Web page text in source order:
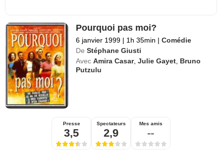
Pourquoi pas moi?
6 janvier 1999 | 1h 35min | Comédie
De Stéphane Giusti
Avec Amira Casar,Julie Gayet Bruno
Putzulu
Presse
3,5
Spectateurs
2,9
Mes amis
--